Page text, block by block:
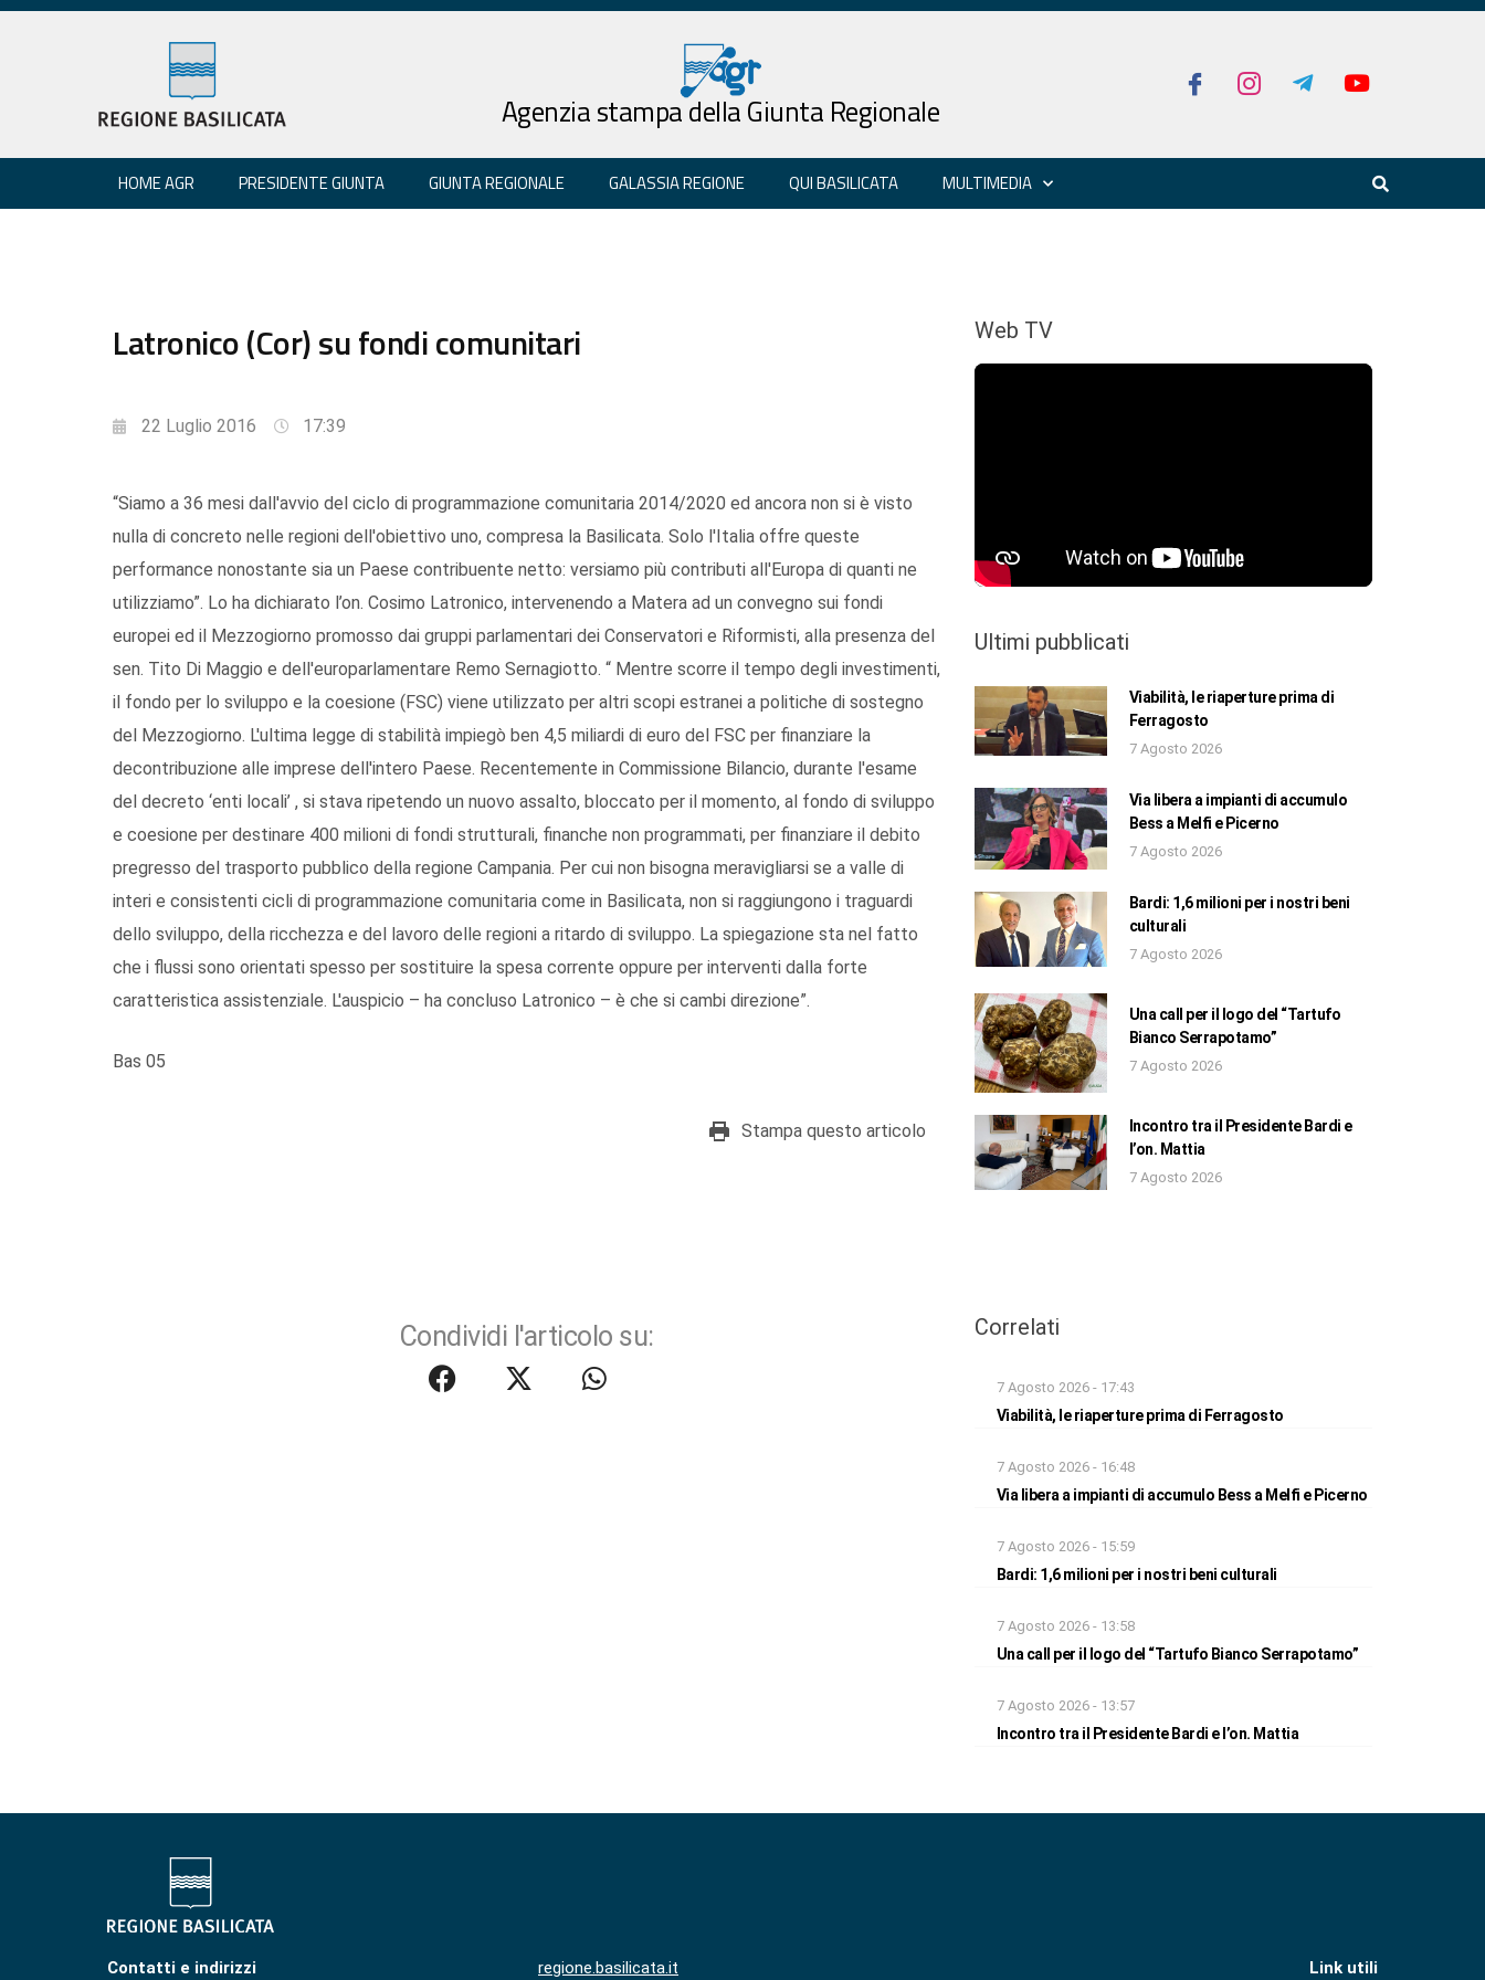
Agenzia stampa della Giunta Regionale
HOME AGR PRESIDENTE GIUNTA GIUNTA REGIONALE GALASSIA REGIONE QUI BASILICATA MULTIMEDIA
Latronico (Cor) su fondi comunitari
22 Luglio 2016 17:39
“Siamo a 36 mesi dall'avvio del ciclo di programmazione comunitaria 2014/2020 ed ancora non si è visto
nulla di concreto nelle regioni dell'obiettivo uno, compresa la Basilicata. Solo l'Italia offre queste
performance nonostante sia un Paese contribuente netto: versiamo più contributi all'Europa di quanti ne
utilizziamo”. Lo ha dichiarato l’on. Cosimo Latronico, intervenendo a Matera ad un convegno sui fondi
europei ed il Mezzogiorno promosso dai gruppi parlamentari dei Conservatori e Riformisti, alla presenza del
sen. Tito Di Maggio e dell'europarlamentare Remo Sernagiotto. “ Mentre scorre il tempo degli investimenti,
il fondo per lo sviluppo e la coesione (FSC) viene utilizzato per altri scopi estranei a politiche di sostegno
del Mezzogiorno. L'ultima legge di stabilità impiegò ben 4,5 miliardi di euro del FSC per finanziare la
decontribuzione alle imprese dell'intero Paese. Recentemente in Commissione Bilancio, durante l'esame
del decreto ‘enti locali’ , si stava ripetendo un nuovo assalto, bloccato per il momento, al fondo di sviluppo
e coesione per destinare 400 milioni di fondi strutturali, finanche non programmati, per finanziare il debito
pregresso del trasporto pubblico della regione Campania. Per cui non bisogna meravigliarsi se a valle di
interi e consistenti cicli di programmazione comunitaria come in Basilicata, non si raggiungono i traguardi
dello sviluppo, della ricchezza e del lavoro delle regioni a ritardo di sviluppo. La spiegazione sta nel fatto
che i flussi sono orientati spesso per sostituire la spesa corrente oppure per interventi dalla forte
caratteristica assistenziale. L'auspicio – ha concluso Latronico – è che si cambi direzione”.
Bas 05
Stampa questo articolo
Condividi l'articolo su:
Web TV
Ultimi pubblicati
Viabilità, le riaperture prima di
Ferragosto
7 Agosto 2026
Via libera a impianti di accumulo
Bess a Melfi e Picerno
7 Agosto 2026
Bardi: 1,6 milioni per i nostri beni
culturali
7 Agosto 2026
Una call per il logo del “Tartufo
Bianco Serrapotamo”
7 Agosto 2026
Incontro tra il Presidente Bardi e
l’on. Mattia
7 Agosto 2026
Correlati
7 Agosto 2026 - 17:43
Viabilità, le riaperture prima di Ferragosto
7 Agosto 2026 - 16:48
Via libera a impianti di accumulo Bess a Melfi e Picerno
7 Agosto 2026 - 15:59
Bardi: 1,6 milioni per i nostri beni culturali
7 Agosto 2026 - 13:58
Una call per il logo del “Tartufo Bianco Serrapotamo”
7 Agosto 2026 - 13:57
Incontro tra il Presidente Bardi e l’on. Mattia
Contatti e indirizzi regione.basilicata.it Link utili